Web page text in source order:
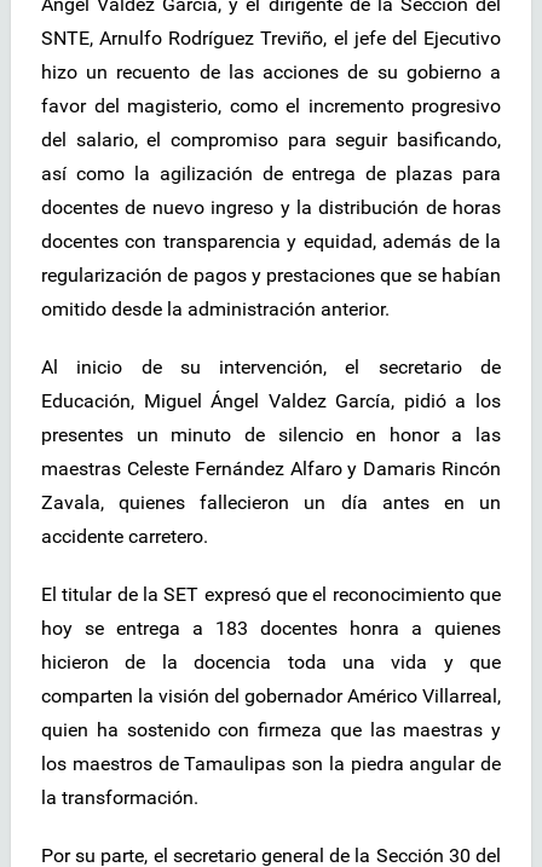
SNTE, Arnulfo Rodríguez Treviño, el jefe del Ejecutivo
hizo un recuento de las acciones de su gobierno a
favor del magisterio, como el incremento progresivo
del salario, el compromiso para seguir basificando,
así como la agilización de entrega de plazas para
docentes de nuevo ingreso y la distribución de horas
docentes con transparencia y equidad, además de la
regularización de pagos y prestaciones que se habían
omitido desde la administración anterior.
Al inicio de su intervención, el secretario de
Educación, Miguel Ángel Valdez García, pidió a los
presentes un minuto de silencio en honor a las
maestras Celeste Fernández Alfaro y Damaris Rincón
Zavala, quienes fallecieron un día antes en un
accidente carretero.
El titular de la SET expresó que el reconocimiento que
hoy se entrega a 183 docentes honra a quienes
hicieron de la docencia toda una vida y que
comparten la visión del gobernador Américo Villarreal,
quien ha sostenido con firmeza que las maestras y
los maestros de Tamaulipas son la piedra angular de
la transformación.
Por su parte, el secretario general de la Sección 30 del